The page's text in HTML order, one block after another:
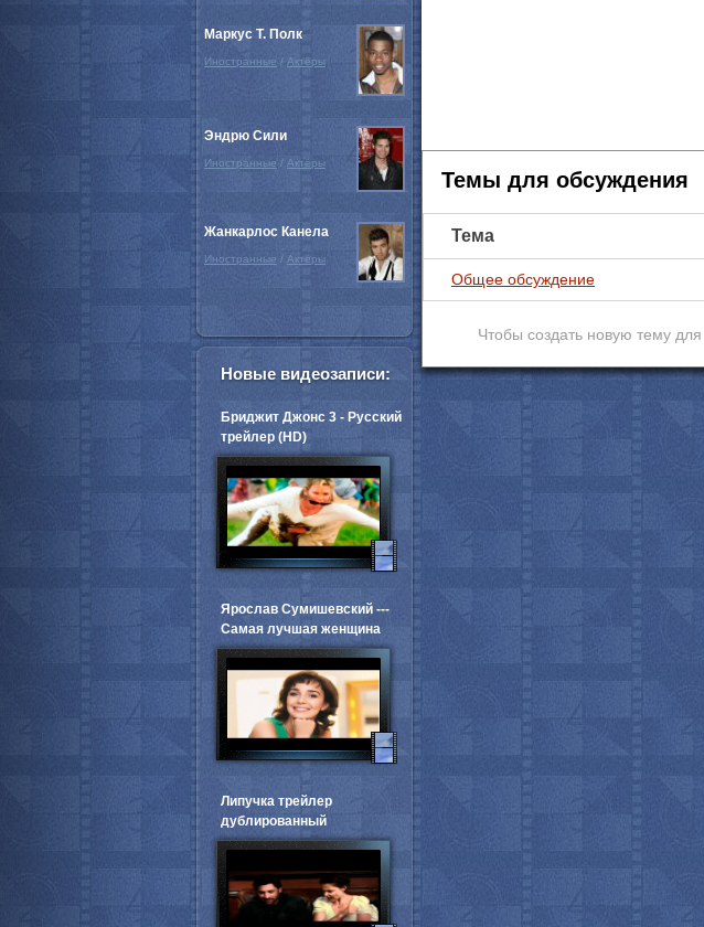
Темы для обсуждения
Тема
Общее обсуждение
Чтобы создать новую тему
Маркус Т. Полк
Иностранные / Актёры
Эндрю Сили
Иностранные / Актёры
Жанкарлос Канела
Иностранные / Актёры
Новые видеозаписи:
Бриджит Джонс 3 - Русский
трейлер (HD)
Ярослав Сумишевский ---
Самая лучшая женщина
Липучка трейлер
дублированный